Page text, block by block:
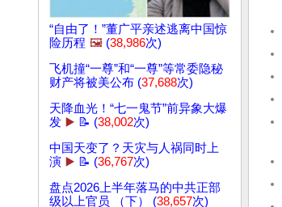
“自由了！”董广平亲述逃离中国惊
险历程 🖼️ (38,986次)
飞机撞“一尊”和“一尊”等常委隐秘
财产将被美公布 (37,688次)
天降血光！“七一鬼节”前异象大爆
发 ▶️ 📝 (38,002次)
中国天变了？天灾与人祸同时上
演 ▶️ 📝 (36,767次)
盘点2026上半年落马的中共正部
级以上官员 （下） (38,657次)